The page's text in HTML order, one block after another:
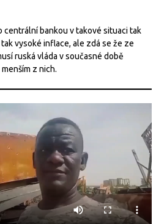
centrální bankou v takové situaci tak
vysoké inflace, ale zdá se že ze
ruská vláda v současné době
z nich.